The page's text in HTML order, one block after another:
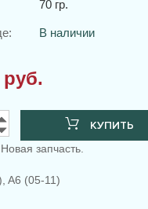
70 гр.
В наличии
руб.
КУПИТЬ
запчасть.
A6 (05-11)